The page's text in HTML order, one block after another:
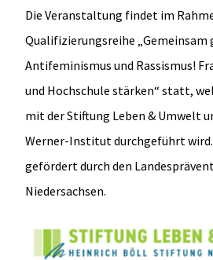
Die Veranstaltung findet im
Qualifizierungsreihe „Gemeinsam
Antifeminismus und Rassismus!
und Hochschule stärken“ statt,
mit der Stiftung Leben & Umwelt
Werner-Institut durchgeführt
gefördert durch den
Niedersachsen.